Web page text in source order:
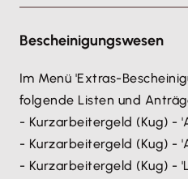
anderenwährend des
Tätigkeit oder Tätigkeit als
Familienangehörige oder
Familienangehöriger, ist
Entgelt zu erhöhen."
Demnach müssen Sie
Bescheinigungswesen
Im Menü 'Extras-
folgende Listen und
- Kurzarbeitergeld (Kug) -
- Kurzarbeitergeld (Kug) -
- Kurzarbeitergeld (Kug) -